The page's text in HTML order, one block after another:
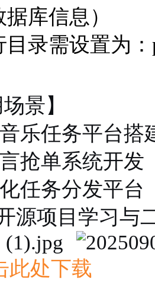
库信息）
目录需设置为
景】
乐任务平台搭
抢单系统开发
任务分发平台
源项目学习与
此处下载